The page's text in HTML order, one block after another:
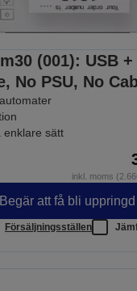
(001): USB
No PSU, No
enklare sätt
inkl. moms
Begär att få bli uppringd
Försäljningsställen